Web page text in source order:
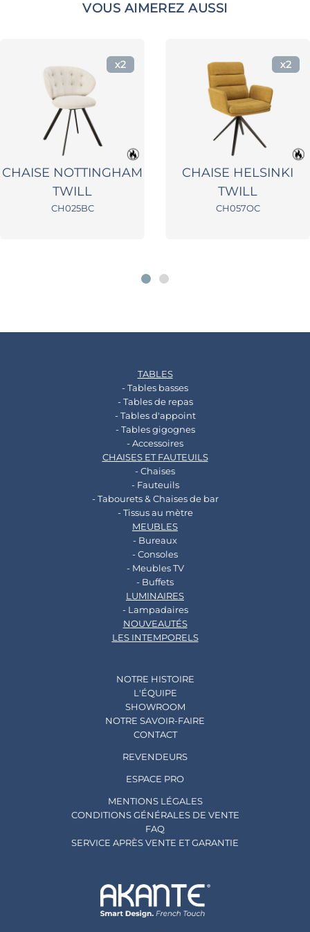
VOUS AIMEREZ AUSSI
CHAISE NOTTINGHAM
TWILL
CH025BC
x2
CHAISE HELSINKI
TWILL
CH057OC
x2
TABLES
- Tables basses
- Tables de repas
- Tables d'appoint
- Tables gigognes
- Accessoires
CHAISES ET FAUTEUILS
- Chaises
- Fauteuils
- Tabourets & Chaises de bar
- Tissus au mètre
MEUBLES
- Bureaux
- Consoles
- Meubles TV
- Buffets
LUMINAIRES
- Lampadaires
NOUVEAUTÉS
LES INTEMPORELS
NOTRE HISTOIRE
L'ÉQUIPE
SHOWROOM
NOTRE SAVOIR-FAIRE
CONTACT
REVENDEURS
ESPACE PRO
MENTIONS LÉGALES
CONDITIONS GÉNÉRALES DE VENTE
FAQ
SERVICE APRÈS VENTE ET GARANTIE